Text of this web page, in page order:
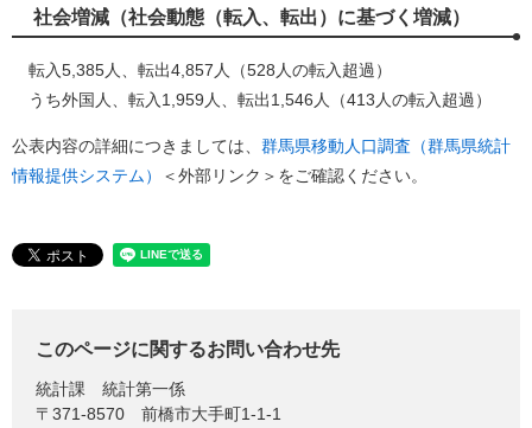
社会増減（社会動態（転入、転出）に基づく増減）
転入5,385人、転出4,857人（528人の転入超過）
うち外国人、転入1,959人、転出1,546人（413人の転入超過）
公表内容の詳細につきましては、 群馬県移動人口調査（群馬県統計
情報提供システム）
＜外部リンク＞ をご確認ください。
このページに関するお問い合わせ先
統計課
統計第一係
〒371-8570
前橋市大手町1-1-1